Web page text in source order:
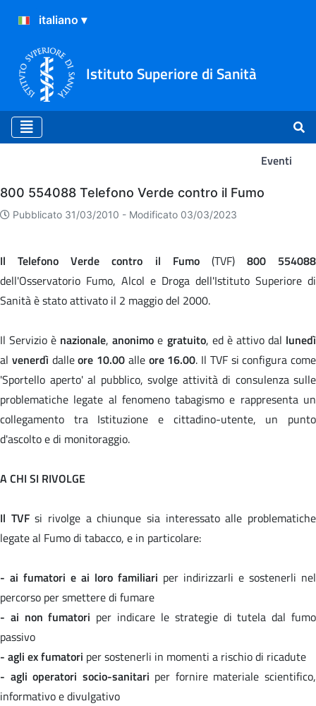
Istituto Superiore di Sanità
Eventi
Eventi
800 554088 Telefono Verde contro il Fumo
Pubblicato 31/03/2010 - Modificato 03/03/2023
Il Telefono Verde contro il Fumo(TVF) 800 554088
dell'Osservatorio Fumo, Alcol e Droga dell'Istituto Superiore di
Sanità è stato attivato il 2 maggio del 2000.
Il Servizio è nazionale,anonimoe gratuito, ed è attivo dal lunedì
al venerdìdalleore 10.00 alle ore 16.00. Il TVF si configura come
'Sportello aperto' al pubblico, svolge attività di consulenza sulle
problematiche legate al fenomeno tabagismo e rappresenta un
collegamento tra Istituzione e cittadino-utente, un punto
d'ascolto e di monitoraggio.
A CHI SI RIVOLGE
Il TVFsi rivolge a chiunque sia interessato alle problematiche
legate al Fumo di tabacco, e in particolare:
- ai fumatori e ai loro familiari per indirizzarli e sostenerli nel
percorso per smettere di fumare
- ai non fumatori per indicare le strategie di tutela dal fumo
passivo
- agli ex fumatori per sostenerli in momenti a rischio di ricadute
- agli operatori socio-sanitari per fornire materiale scientifico,
informativo e divulgativo